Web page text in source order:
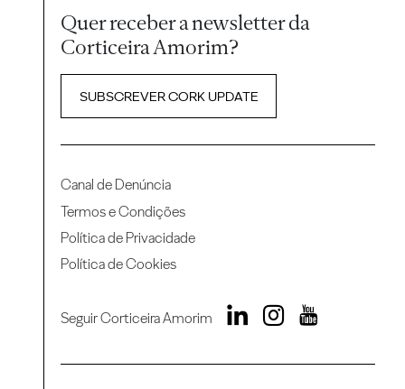
Quer receber a newsletter da
Corticeira Amorim?
SUBSCREVER CORK UPDATE
Canal de Denúncia
Termos e Condições
Política de Privacidade
Política de Cookies
Seguir Corticeira Amorim